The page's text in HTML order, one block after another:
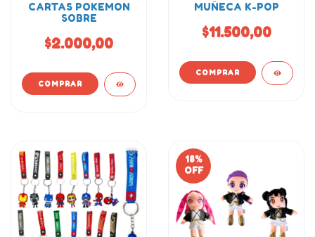
CARTAS POKEMON
SOBRE
$2.000,00
MUÑECA K-POP
$11.500,00
18%
OFF